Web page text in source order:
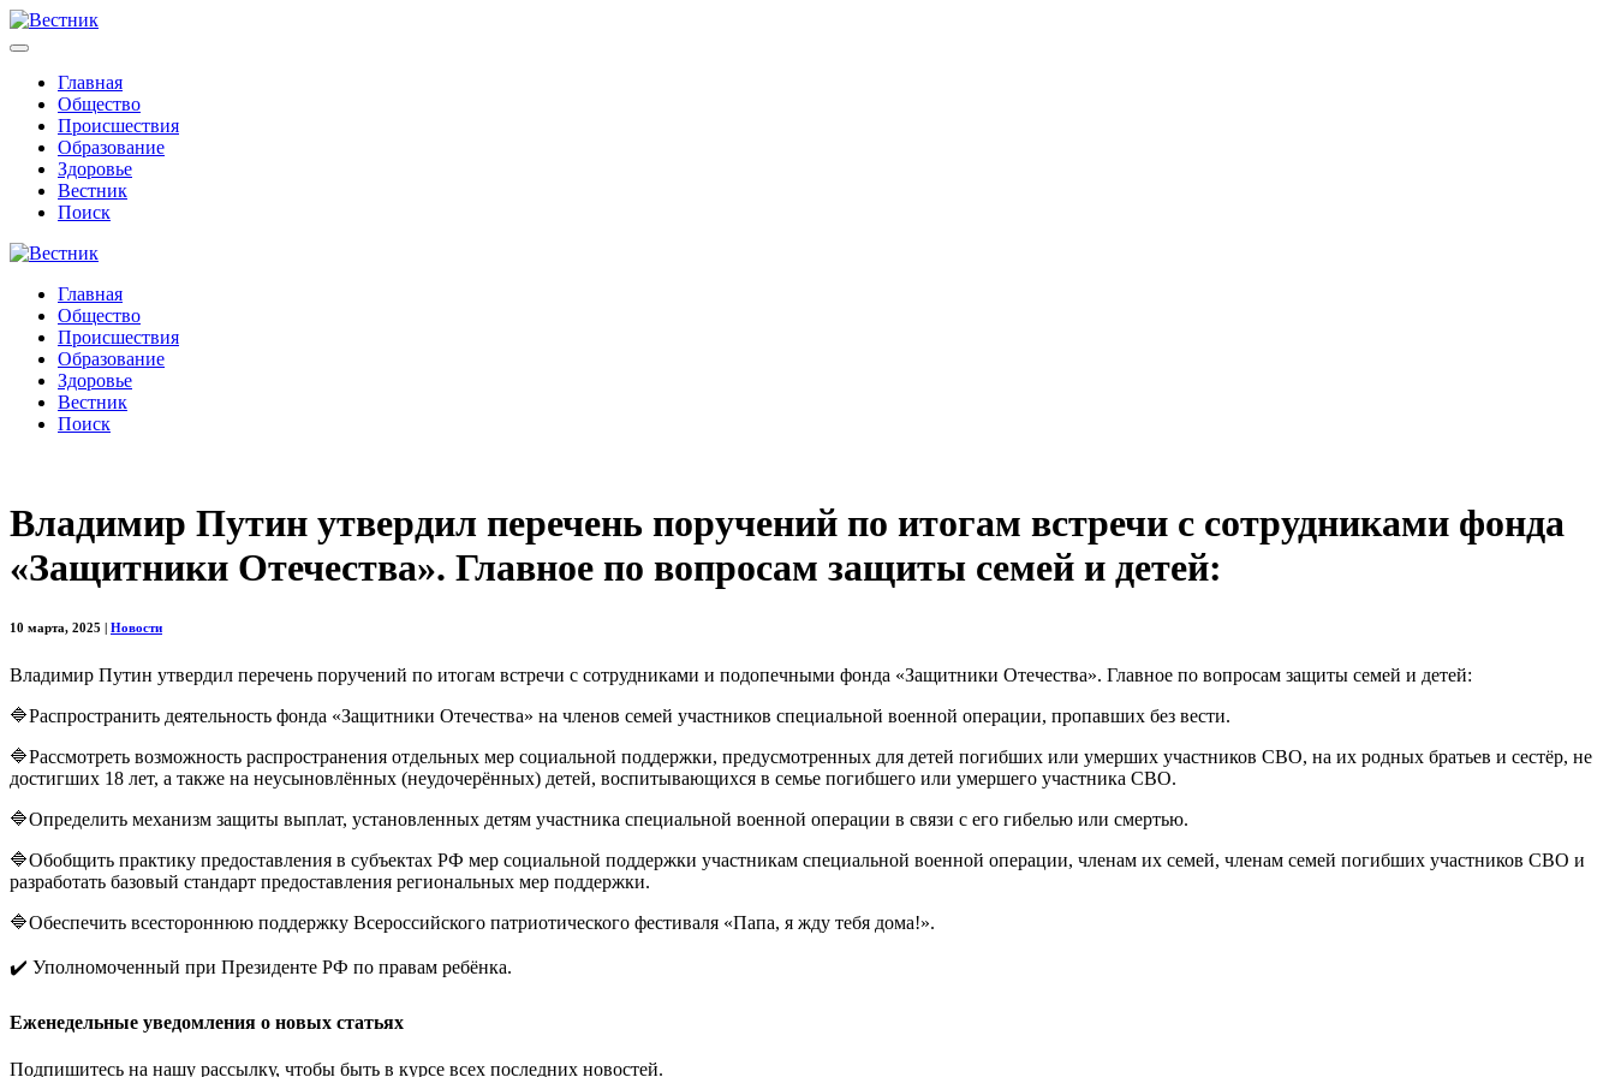
Главная
Общество
Происшествия
Образование
Здоровье
Вестник
Поиск
Главная
Общество
Происшествия
Образование
Здоровье
Вестник
Поиск
Владимир Путин утвердил перечень поручений по итогам встречи с сотрудниками фонда
«Защитники Отечества». Главное по вопросам защиты семей и детей:
10 марта, 2025 Новости
Владимир Путин утвердил перечень поручений по итогам встречи с сотрудниками и подопечными фонда «Защитники Отечества». Главное по вопросам защиты семей и детей:
🔷Распространить деятельность фонда «Защитники Отечества» на членов семей участников специальной военной операции, пропавших без вести.
🔷Рассмотреть возможность распространения отдельных мер социальной поддержки, предусмотренных для детей погибших или умерших участников СВО, на их родных братьев и сестёр, не
достигших 18 лет, а также на неусыновлённых (неудочерённых) детей, воспитывающихся в семье погибшего или умершего участника СВО.
🔷Определить механизм защиты выплат, установленных детям участника специальной военной операции в связи с его гибелью или смертью.
🔷Обобщить практику предоставления в субъектах РФ мер социальной поддержки участникам специальной военной операции, членам их семей, членам семей погибших участников СВО и
разработать базовый стандарт предоставления региональных мер поддержки.
🔷Обеспечить всестороннюю поддержку Всероссийского патриотического фестиваля «Папа, я жду тебя дома!».
✔️ Уполномоченный при Президенте РФ по правам ребёнка.
Еженедельные уведомления о новых статьях
Подпишитесь на нашу рассылку, чтобы быть в курсе всех последних новостей.